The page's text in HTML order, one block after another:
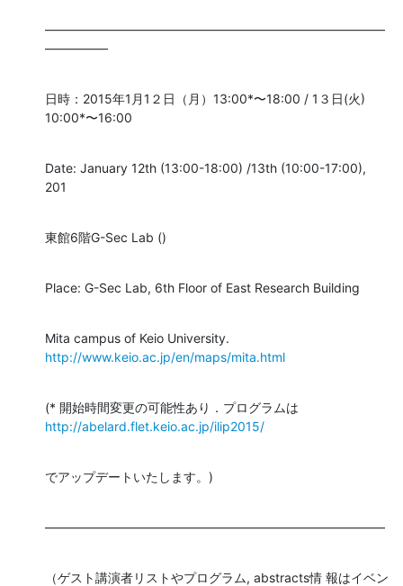
―――――――――――――――――――――――――――
―――――
日時：2015年1月1２日（月）13:00*〜18:00 / 1３日(火)
10:00*〜16:00
Date: January 12th (13:00-18:00) /13th (10:00-17:00),
201
東館6階G-Sec Lab ()
Place: G-Sec Lab, 6th Floor of East Research Building
http://www.keio.ac.jp/en/maps/mita.html
http://abelard.flet.keio.ac.jp/ilip2015/
でアップデートいたします。)
―――――――――――――――――――――――――――
（ゲスト講演者リストやプログラム, abstracts情 報はイベン